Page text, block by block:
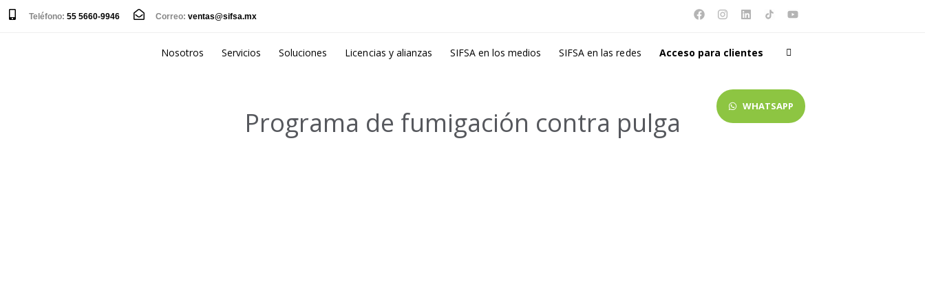
Teléfono: 55 5660-9946 Correo: ventas@sifsa.mx
Nosotros Servicios Soluciones Licencias y alianzas SIFSA en los medios SIFSA en las redes Acceso para clientes
WHATSAPP
Programa de fumigación contra pulga